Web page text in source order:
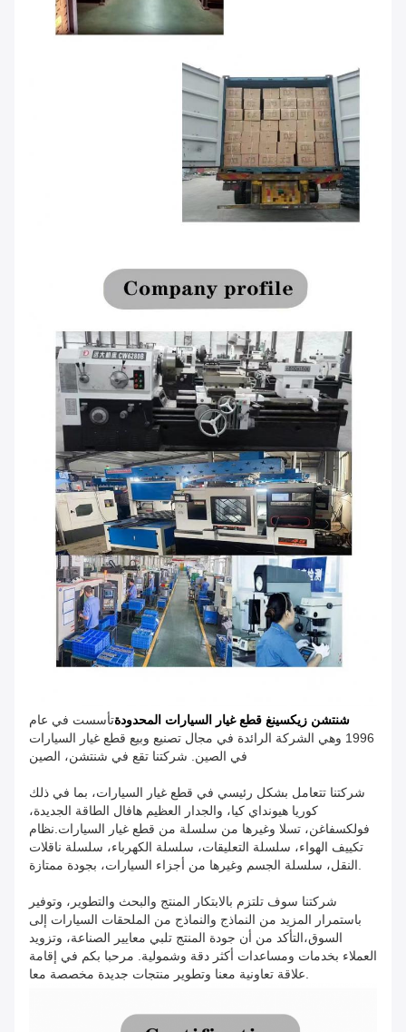
شنتشن زيكسينغ قطع غيار السيارات المحدودةتأسست في عام
1996 وهي الشركة الرائدة في مجال تصنيع وبيع قطع غيار السيارات
في الصين. شركتنا تقع في شنتشن، الصين
شركتنا تتعامل بشكل رئيسي في قطع غيار السيارات، بما في ذلك
كوريا هيونداي كيا، والجدار العظيم هافال الطاقة الجديدة،
فولكسفاغن، تسلا وغيرها من سلسلة من قطع غيار السيارات.نظام
تكييف الهواء، سلسلة التعليقات، سلسلة الكهرباء، سلسلة ناقلات
شركتنا سوف تلتزم بالابتكار المنتج والبحث والتطوير، وتوفير
باستمرار المزيد من النماذج والنماذج من الملحقات السيارات إلى
السوق،التأكد من أن جودة المنتج تلبي معايير الصناعة، وتزويد
العملاء بخدمات ومساعدات أكثر دقة وشمولية. مرحبا بكم في إقامة